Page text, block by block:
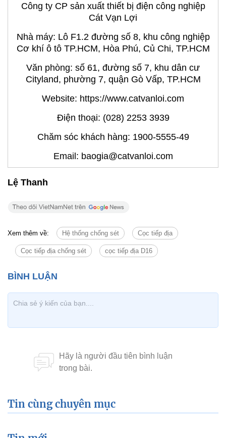
Một số công trình trọng điểm ở Việt Nam đã chọn
Cát Vạn Lợi làm nhà cung cấp sản phẩm hệ thống
chống sét tiếp địa CVL khi thi công như: nhà máy
điện mặt trời Phong Điền (Thừa Thiên Huế), Nhà
Timberland Manwah (Bình Dương)...
Công ty CP sản xuất thiết bị điện công nghiệp
Cát Vạn Lợi
Nhà máy: Lô F1.2 đường số 8, khu công nghiệp
Cơ khí ô tô TP.HCM, Hòa Phú, Củ Chi, TP.HCM
Văn phòng: số 61, đường số 7, khu dân cư
Điện thoại: (028) 2253 3939
Chăm sóc khách hàng: 1900-5555-49
Email: baogia@catvanloi.com
Lệ Thanh
Xem thêm về: Hệ thống chống sét Cọc tiếp địa